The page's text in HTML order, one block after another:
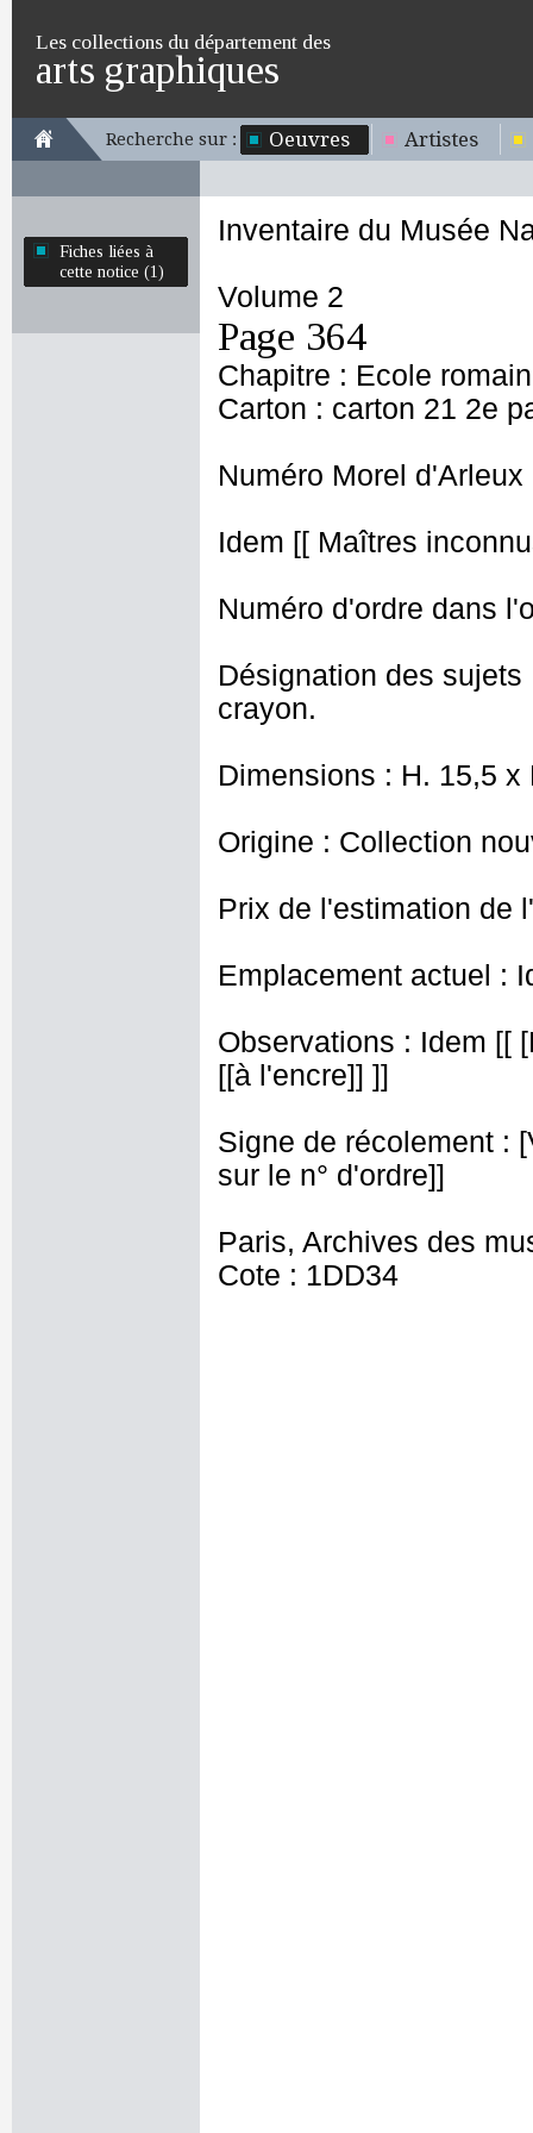
Les collections du département des
arts graphiques
Recherche sur : Oeuvres Artistes
Fiches liées à
cette notice (1)
Inventaire du Musée
Volume 2
Page 364
Chapitre : Ecole
Carton : carton 21 2e
Numéro Morel d'Arleux
Idem [[ Maîtres
Numéro d'ordre dans
Désignation des
crayon.
Dimensions : H. 15,5 x
Origine : Collection
Prix de l'estimation de
Emplacement actuel :
Observations : Idem [[
[[à l'encre]] ]]
Signe de récolement :
sur le n° d'ordre]]
Paris, Archives des
Cote : 1DD34